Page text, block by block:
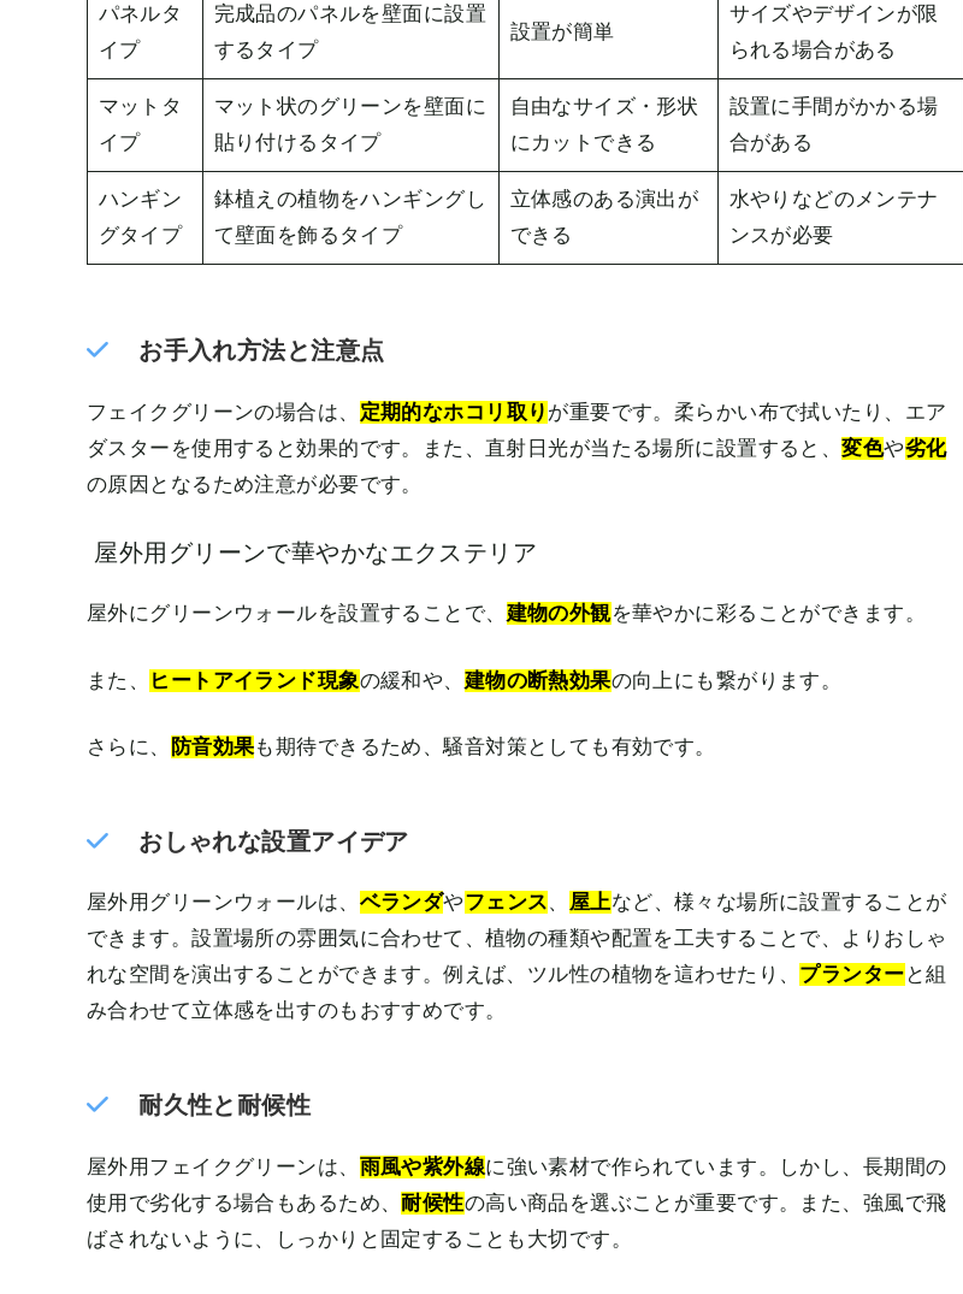
パネルタ
イプ
完成品のパネルを壁面に設置
するタイプ
設置が簡単
サイズやデザインが限
られる場合がある
マットタ
イプ
マット状のグリーンを壁面に
貼り付けるタイプ
自由なサイズ・形状
にカットできる
設置に手間がかかる場
合がある
ハンギン
グタイプ
鉢植えの植物をハンギングし
て壁面を飾るタイプ
立体感のある演出が
できる
水やりなどのメンテナ
ンスが必要
お手入れ方法と注意点
フェイクグリーンの場合は、 定期的なホコリ取り が重要です。柔らかい布で拭いたり、エア
ダスターを使用すると効果的です。また、直射日光が当たる場所に設置すると、変色や劣化
の原因となるため注意が必要です。
屋外用グリーンで華やかなエクステリア
屋外にグリーンウォールを設置することで、 建物の外観を華やかに彩ることができます。
また、 ヒートアイランド現象の緩和や、 建物の断熱効果の向上にも繋がります。
さらに、 防音効果も期待できるため、騒音対策としても有効です。
おしゃれな設置アイデア
屋外用グリーンウォールは、 ベランダやフェンス、 屋上など、様々な場所に設置することが
できます。設置場所の雰囲気に合わせて、植物の種類や配置を工夫することで、よりおしゃ
れな空間を演出することができます。例えば、ツル性の植物を這わせたり、 プランター と組
み合わせて立体感を出すのもおすすめです。
耐久性と耐候性
屋外用フェイクグリーンは、 雨風や紫外線に強い素材で作られています。しかし、長期間の
使用で劣化する場合もあるため、耐候性の高い商品を選ぶことが重要です。また、強風で飛
ばされないように、しっかりと固定することも大切です。